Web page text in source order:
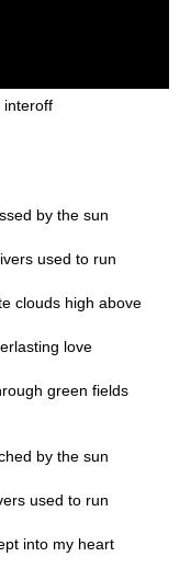
interoff
by the sun
used to run
clouds high above
love
green fields
by the sun
used to run
into my heart